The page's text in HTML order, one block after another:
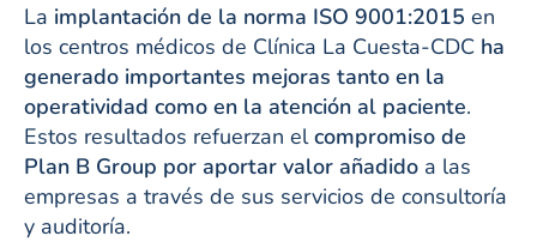
La implantación de la norma ISO 9001:2015 en
los centros médicos de Clínica La Cuesta-CDC ha
generado importantes mejoras tanto en la
operatividad como en la atención al paciente.
Estos resultados refuerzan elcompromiso de
Plan B Group por aportar valor añadido a las
empresas a través de sus servicios de consultoría
y auditoría.